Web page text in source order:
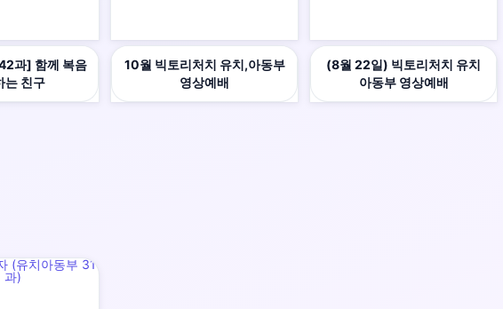
과] 함께 복음
는 친구
10월 빅토리처치 유치,아동부
영상예배
(8월 22일) 빅토리처치 유치
아동부 영상예배